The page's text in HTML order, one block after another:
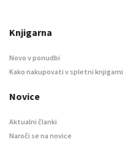
Knjigarna
Novo v ponudbi
Kako nakupovati v spletni knjigarni
Novice
Aktualni članki
Naroči se na novice